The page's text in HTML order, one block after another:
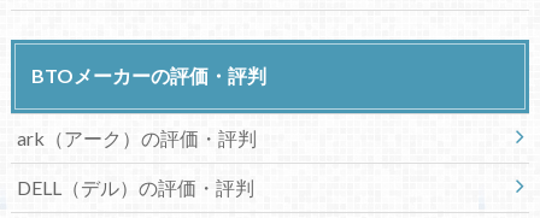
BTOメーカーの評価・評判
ark（アーク）の評価・評判
DELL（デル）の評価・評判